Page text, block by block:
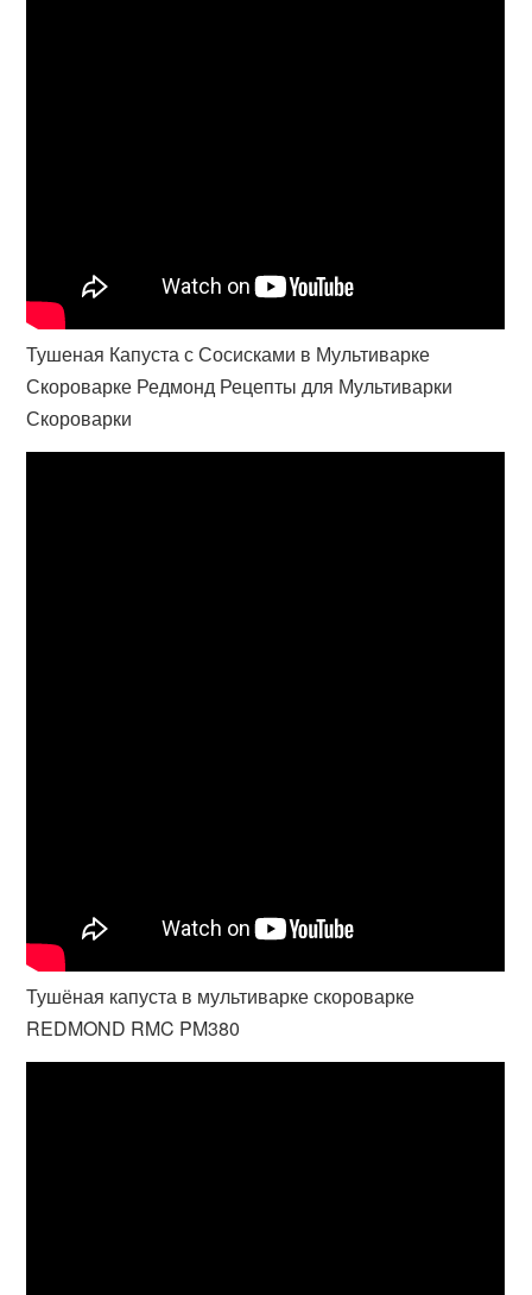
Тушеная Капуста с Сосисками в Мультиварке
Скороварке Редмонд Рецепты для Мультиварки
Скороварки
Тушёная капуста в мультиварке скороварке
REDMOND RMC PM380